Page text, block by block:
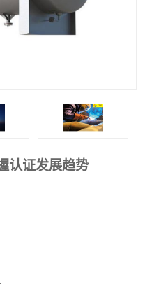
认证发展趋势